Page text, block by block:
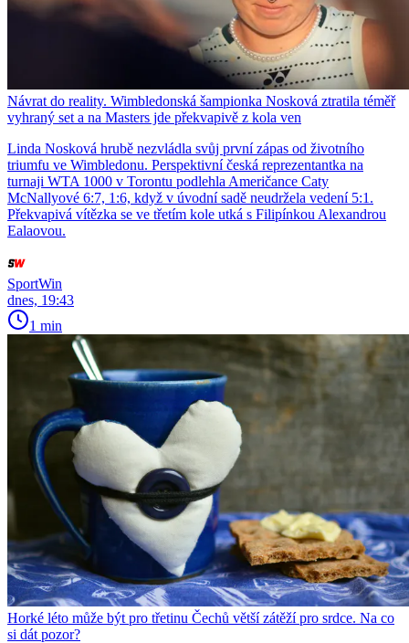
Návrat do reality. Wimbledonská šampionka Nosková ztratila téměř
vyhraný set a na Masters jde překvapivě z kola ven
Linda Nosková hrubě nezvládla svůj první zápas od životního
triumfu ve Wimbledonu. Perspektivní česká reprezentantka na
turnaji WTA 1000 v Torontu podlehla Američance Caty
McNallyové 6:7, 1:6, když v úvodní sadě neudržela vedení 5:1.
Překvapivá vítězka se ve třetím kole utká s Filipínkou Alexandrou
Ealaovou.
SportWin
dnes, 19:43
1 min
Horké léto může být pro třetinu Čechů větší zátěží pro srdce. Na co
si dát pozor?